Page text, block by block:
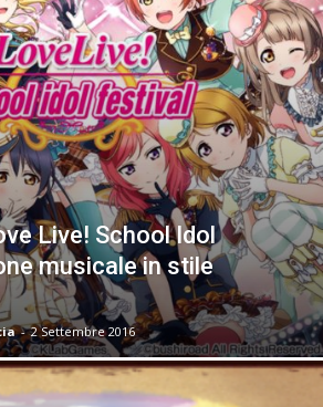
Live! School Idol
musicale in stile
- 2 Settembre 2016